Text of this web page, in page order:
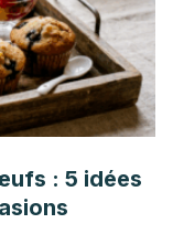
45
html/
: 5 idées